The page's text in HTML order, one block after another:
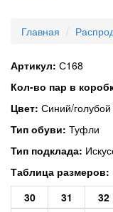
Главная
Артикул: С168
Кол-во пар в
Цвет: Синий/голубой
Тип обуви: Туфли
Тип подклада:
Таблица размеров:
30
31 32